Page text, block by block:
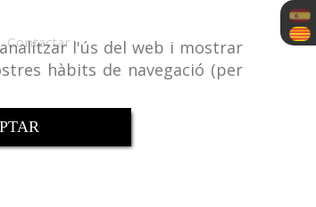
l'ús del web i mostrar
hàbits de navegació (per
Contactar